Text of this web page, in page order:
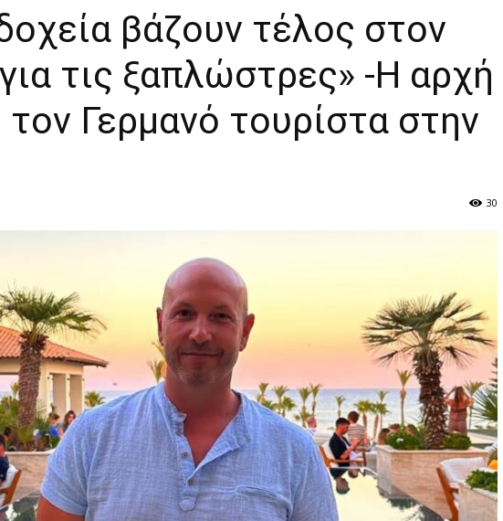
βάζουν τέλος στον
τις ξαπλώστρες» -Η αρχή
τον Γερμανό τουρίστα στην
30